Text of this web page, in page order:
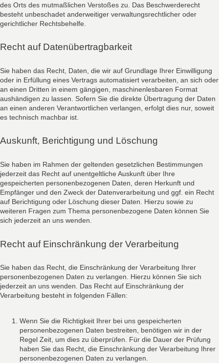
des Orts des mutmaßlichen Verstoßes zu. Das Beschwerderecht
besteht unbeschadet anderweitiger verwaltungsrechtlicher oder
gerichtlicher Rechtsbehelfe.
Recht auf Datenübertragbarkeit
Sie haben das Recht, Daten, die wir auf Grundlage Ihrer Einwilligung
oder in Erfüllung eines Vertrags automatisiert verarbeiten, an sich oder
an einen Dritten in einem gängigen, maschinenlesbaren Format
aushändigen zu lassen. Sofern Sie die direkte Übertragung der Daten
an einen anderen Verantwortlichen verlangen, erfolgt dies nur, soweit
es technisch machbar ist.
Auskunft, Berichtigung und Löschung
Sie haben im Rahmen der geltenden gesetzlichen Bestimmungen
jederzeit das Recht auf unentgeltliche Auskunft über Ihre
gespeicherten personenbezogenen Daten, deren Herkunft und
Empfänger und den Zweck der Datenverarbeitung und ggf. ein Recht
auf Berichtigung oder Löschung dieser Daten. Hierzu sowie zu
weiteren Fragen zum Thema personenbezogene Daten können Sie
sich jederzeit an uns wenden.
Recht auf Einschränkung der Verarbeitung
Sie haben das Recht, die Einschränkung der Verarbeitung Ihrer
personenbezogenen Daten zu verlangen. Hierzu können Sie sich
jederzeit an uns wenden. Das Recht auf Einschränkung der
Verarbeitung besteht in folgenden Fällen:
Wenn Sie die Richtigkeit Ihrer bei uns gespeicherten
personenbezogenen Daten bestreiten, benötigen wir in der
Regel Zeit, um dies zu überprüfen. Für die Dauer der Prüfung
haben Sie das Recht, die Einschränkung der Verarbeitung Ihrer
personenbezogenen Daten zu verlangen.